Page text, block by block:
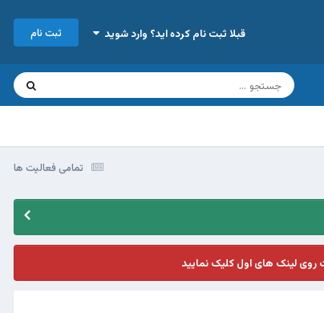
قبلا ثبت نام کرده اید؟ وارد شوید ثبت نام
تمامی فعالیت ها
لینک های اول کلیک نمایید